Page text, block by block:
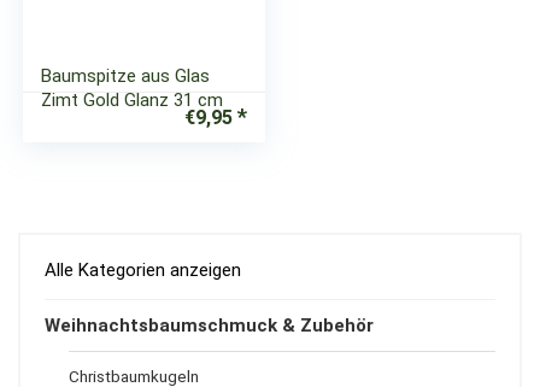
Baumspitze aus Glas
Zimt Gold Glanz 31 cm
€9,95
Alle Kategorien anzeigen
Weihnachtsbaumschmuck & Zubehör
Christbaumkugeln